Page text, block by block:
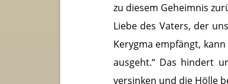
zu diesem Geheimnis
Liebe des Vaters, der
Kerygma empfängt,
ausgeht.“ Das hindert
versinken und die Hölle